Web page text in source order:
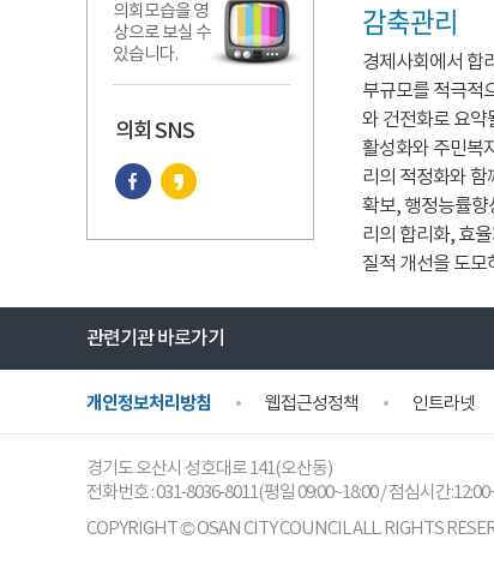
의회모습을 영
상으로 보실 수
있습니다.
의회 SNS
감축관리
경제사회에서 합
부규모를 적극적
와 건전화로 요약
활성화와 주민복
리의 적정화와 함
확보, 행정능률향
리의 합리화, 효
질적 개선을 도모
관련기관 바로가기
개인정보처리방침 웹접근성정책 인트라넷
경기도 오산시 성호대로 141(오산동)
전화번호 :031-8036-8011(평일 09:00~18:00 / 점심시간
COPYRIGHT © OSAN CITY COUNCIL ALL. RIGHTS